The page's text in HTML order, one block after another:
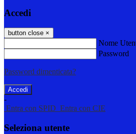
Accedi
button close ×
Nome
Password
Password dimenticata?
-
Entra con SPID Entra con CIE
Seleziona utente